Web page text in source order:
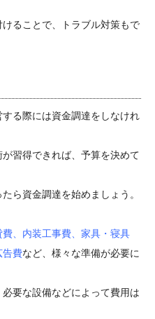
ることで、トラブル対策もで
る際には資金調達をしなけれ
習得できれば、予算を決めて
ら資金調達を始めましょう。
費、内装工事費、家具・寝具
告費など、様々な準備が必要に
要な設備などによって費用は